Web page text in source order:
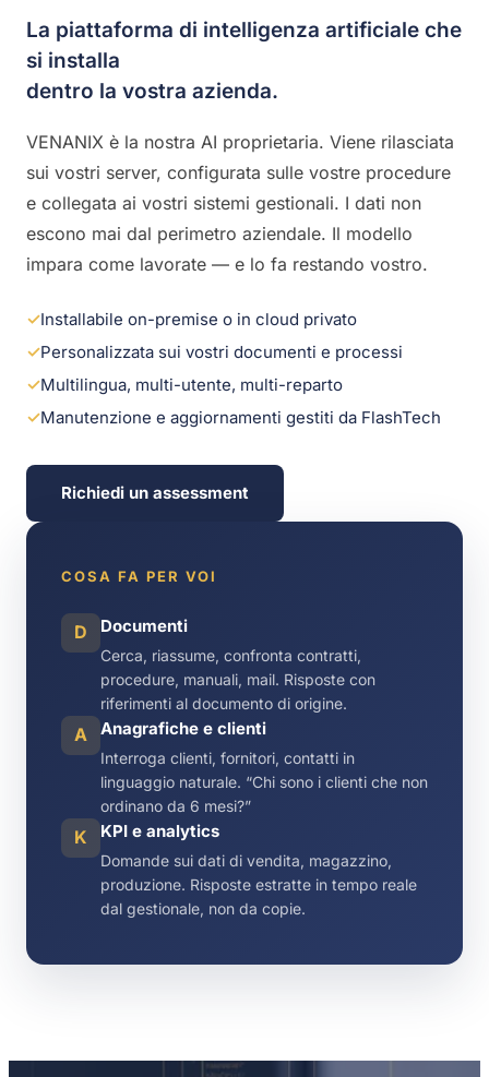
La piattaforma di intelligenza artificiale che
si installa
dentro la vostra azienda.
VENANIX è la nostra AI proprietaria. Viene rilasciata
sui vostri server, configurata sulle vostre procedure
e collegata ai vostri sistemi gestionali. I dati non
escono mai dal perimetro aziendale. Il modello
impara come lavorate — e lo fa restando vostro.
✓Installabile on-premise o in cloud privato
✓Personalizzata sui vostri documenti e processi
✓Multilingua, multi-utente, multi-reparto
✓Manutenzione e aggiornamenti gestiti da FlashTech
Richiedi un assessment
COSA FA PER VOI
D Documenti
Cerca, riassume, confronta contratti,
procedure, manuali, mail. Risposte con
riferimenti al documento di origine.
A Anagrafiche e clienti
Interroga clienti, fornitori, contatti in
linguaggio naturale. “Chi sono i clienti che non
ordinano da 6 mesi?”
K KPI e analytics
Domande sui dati di vendita, magazzino,
produzione. Risposte estratte in tempo reale
dal gestionale, non da copie.